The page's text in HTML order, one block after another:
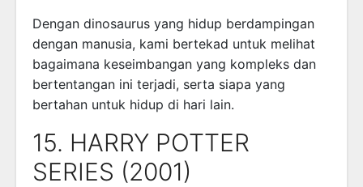
Dengan dinosaurus yang hidup berdampingan
dengan manusia, kami bertekad untuk melihat
bagaimana keseimbangan yang kompleks dan
bertentangan ini terjadi, serta siapa yang
bertahan untuk hidup di hari lain.
15. HARRY POTTER
SERIES (2001)